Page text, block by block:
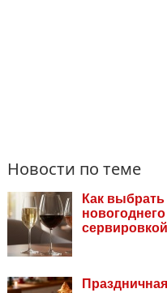
Новости по теме
Как
сервировкой